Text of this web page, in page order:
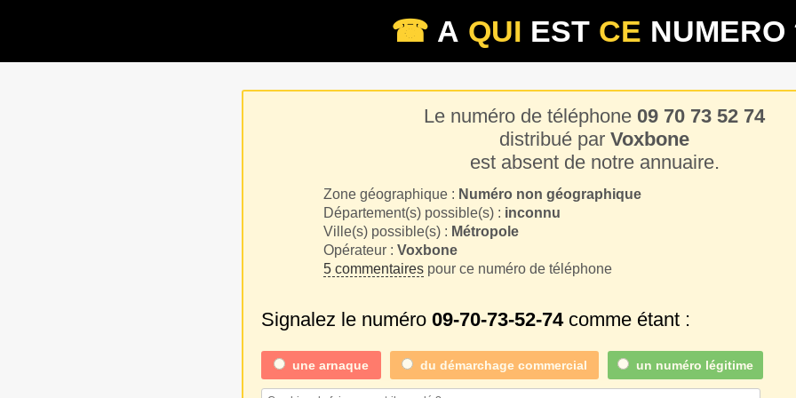
☎ A QUI EST CE NUMERO
Le numéro de téléphone 09 70 73 52 74
distribué par Voxbone
est absent de notre annuaire.
Zone géographique : Numéro non géographique
Département(s) possible(s) : inconnu
Ville(s) possible(s) : Métropole
Opérateur : Voxbone
5 commentairespour ce numéro de téléphone
Signalez le numéro 09-70-73-52-74comme étant :
une arnaque du démarchage commercial un numéro légitime